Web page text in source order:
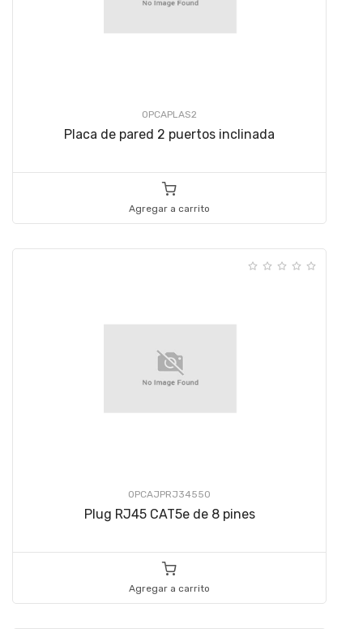
OPCAPLAS2
Placa de pared 2 puertos inclinada
Agregar a carrito
OPCAJPRJ34550
Plug RJ45 CAT5e de 8 pines
Agregar a carrito